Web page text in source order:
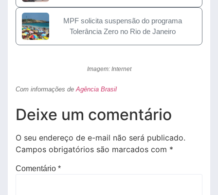
MPF solicita suspensão do programa
Tolerância Zero no Rio de Janeiro
Imagem: Internet
Com informações de Agência Brasil
Deixe um comentário
O seu endereço de e-mail não será publicado.
Campos obrigatórios são marcados com *
Comentário *